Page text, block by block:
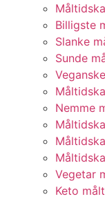
Billigste
Slanke
Sunde
Nemme
Vegetar
Keto